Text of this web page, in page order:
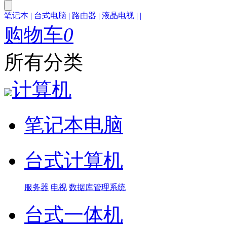
笔记本 | 台式电脑 | 路由器 | 液晶电视 | |
购物车0
所有分类
计算机
笔记本电脑
台式计算机
服务器 电视 数据库管理系统
台式一体机